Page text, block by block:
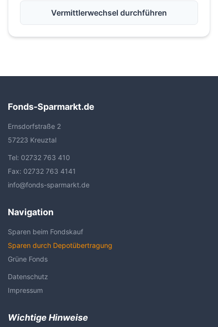
Vermittlerwechsel durchführen
Fonds-Sparmarkt.de
Ernsdorfstraße 2
57223 Kreuztal
Tel: 02732 763 410
Fax: 02732 763 4141
info@fonds-sparmarkt.de
Navigation
Sparen beim Fondskauf
Sparen durch Depotübertragung
Grüne Fonds
Datenschutz
Impressum
Wichtige Hinweise